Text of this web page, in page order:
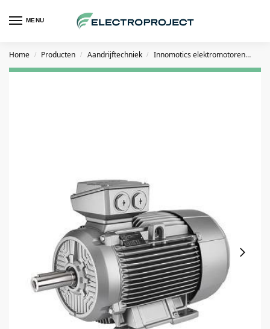
MENU
Home / Producten / Aandrijftechniek / Innomotics elektromotoren